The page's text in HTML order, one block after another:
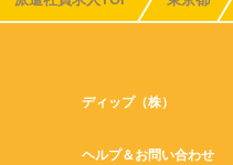
ディップ（株）
ヘルプ＆お問い合わせ